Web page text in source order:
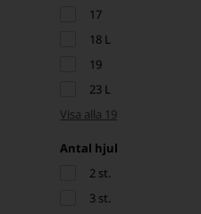
17
18 L
19
23 L
Visa alla 19
Antal hjul
2 st.
3 st.